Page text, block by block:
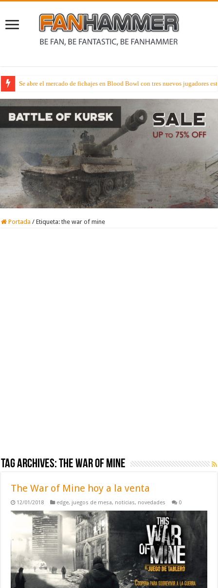
Se abre el mercado de fichajes en Blood Bowl con tres nuevos jugadores
Portada / Etiqueta:the war of mine
Tag Archives:the war of mine
The War of Mine hoy a la venta
12/01/2018 edge, juegos de mesa, noticias, novedades 0